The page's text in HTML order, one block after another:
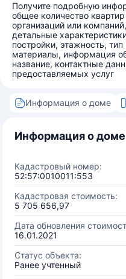
Получите подробную
общее количество
организаций или
детальные
постройки, этажность,
материалы, информация
название, контактные
предоставляемых услуг
Информация о доме
Информация о доме
Кадастровый номер:
52:57:0010011:553
Кадастровая стоимость:
5 705 656,97
Дата обновления
16.01.2021
Статус объекта:
Ранее учтенный